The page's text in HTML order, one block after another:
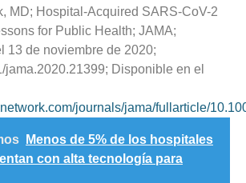
MD; Hospital-Acquired SARS-CoV-2
for Public Health; JAMA;
13 de noviembre de 2020;
jama.2020.21399; Disponible en el
journals/jama/fullarticle/
Menos de 5% de los hospitales
con alta tecnología para